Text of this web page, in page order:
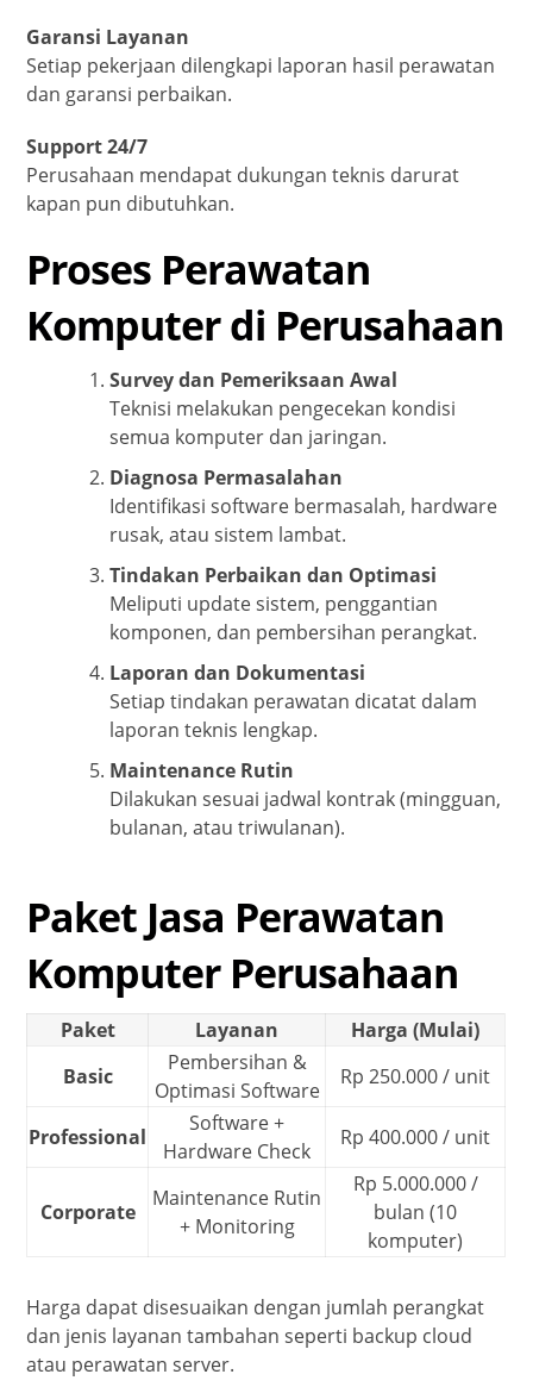
Garansi Layanan
Setiap pekerjaan dilengkapi laporan hasil perawatan
dan garansi perbaikan.
Support 24/7
Perusahaan mendapat dukungan teknis darurat
kapan pun dibutuhkan.
Proses Perawatan
Komputer di Perusahaan
Survey dan Pemeriksaan Awal
Teknisi melakukan pengecekan kondisi
semua komputer dan jaringan.
Diagnosa Permasalahan
Identifikasi software bermasalah, hardware
rusak, atau sistem lambat.
Tindakan Perbaikan dan Optimasi
Meliputi update sistem, penggantian
komponen, dan pembersihan perangkat.
Laporan dan Dokumentasi
Setiap tindakan perawatan dicatat dalam
laporan teknis lengkap.
Maintenance Rutin
Dilakukan sesuai jadwal kontrak (mingguan,
bulanan, atau triwulanan).
Paket Jasa Perawatan
Komputer Perusahaan
Paket Layanan
Harga (Mulai)
Basic
Pembersihan &
Optimasi Software
Rp 250.000 / unit
Professional
Software +
Hardware Check
Rp 400.000 / unit
Corporate
Maintenance Rutin
+ Monitoring
Rp 5.000.000 /
bulan (10
komputer)
Harga dapat disesuaikan dengan jumlah perangkat
dan jenis layanan tambahan seperti backup cloud
atau perawatan server.